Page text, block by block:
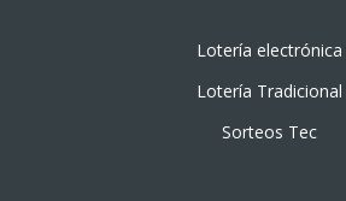
Lotería electrónica
Lotería Tradicional
Sorteos Tec